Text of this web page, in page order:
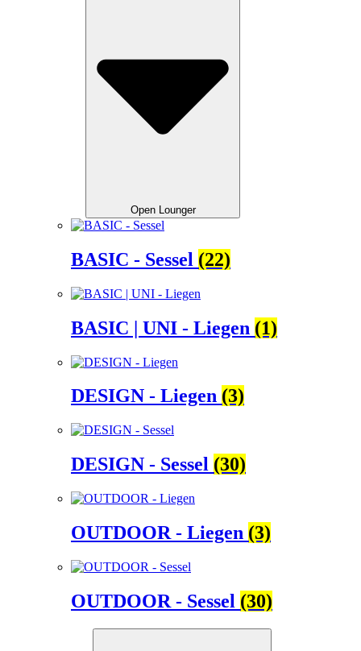
Open Lounger
BASIC - Sessel (22)
BASIC | UNI - Liegen (1)
DESIGN - Liegen (3)
DESIGN - Sessel (30)
OUTDOOR - Liegen (3)
OUTDOOR - Sessel (30)